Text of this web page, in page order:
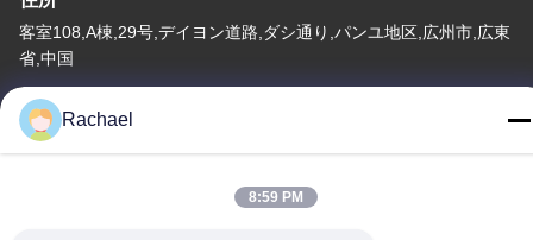
客室108,A棟,29号,デイヨン道路,ダシ通り,パンユ地区,広州市,広東
省,中国
テレ
0086-15112103717
Rachael
8:59 PM